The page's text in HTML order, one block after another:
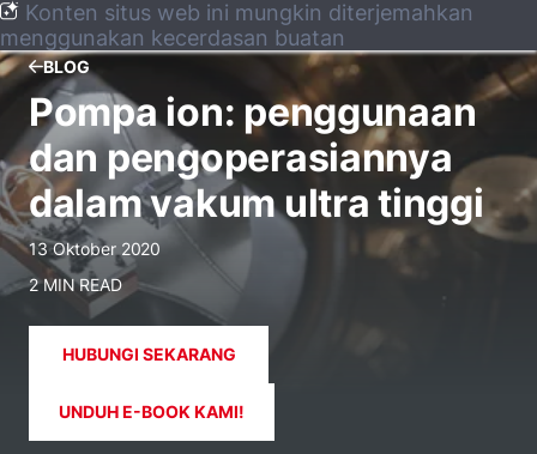
Konten situs web ini mungkin diterjemahkan
menggunakan kecerdasan buatan
BLOG
Pompa ion: penggunaan
dan pengoperasiannya
dalam vakum ultra tinggi
13 Oktober 2020
2 MIN READ
HUBUNGI SEKARANG
UNDUH E-BOOK KAMI!